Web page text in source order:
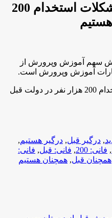
فانی: همچنان درگیر مشکلات استخدام 200
سهم آموزش وپرورش از
فانی: همچنان درگیر مشکلات استخدام 200 هزار نفر در دولت قبل
, درگیر قبل, درگیر هستیم,
, فانی: 200 , فانی: قبل, فانی:
همچنان قبل, همچنان هستیم